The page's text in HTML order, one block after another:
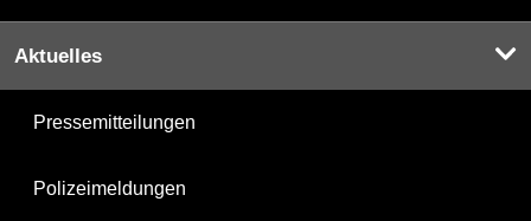
Aktuelles
Pressemitteilungen
Polizeimeldungen